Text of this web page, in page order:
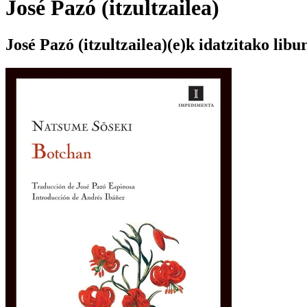
José Pazó (itzultzailea)
José Pazó (itzultzailea)(e)k idatzitako